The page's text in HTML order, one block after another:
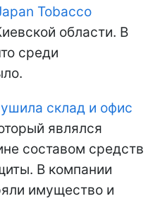
Tobacco
области. В
среди
склад и офис
являлся
составом средств
В компании
имущество и